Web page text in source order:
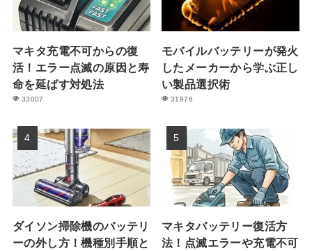
マキタ充電不可からの復
活！エラー点滅の原因と寿
命を延ばす対処法
33007
モバイルバッテリーが発火
したメーカーから学ぶ正し
い製品選択術
31976
ダイソン掃除機のバッテリ
ーの外し方！機種別手順と
マキタバッテリー復活方
法！点滅エラーや充電不可